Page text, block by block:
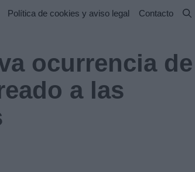
Política de cookies y aviso legal Contacto
ocurrencia de
a las